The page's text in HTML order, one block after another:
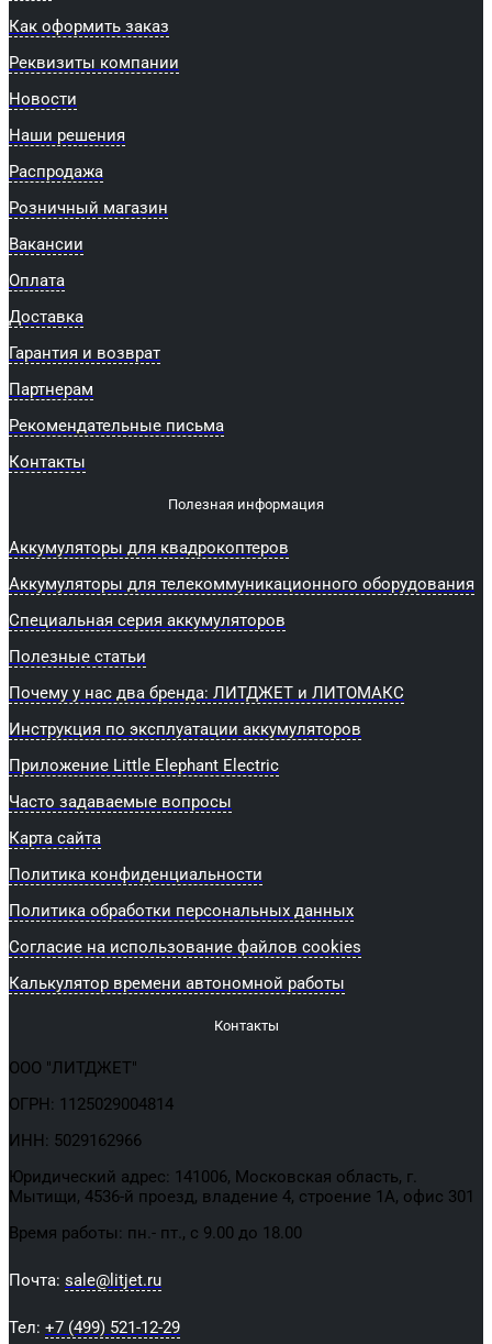
Как оформить заказ
Реквизиты компании
Новости
Наши решения
Распродажа
Розничный магазин
Вакансии
Оплата
Доставка
Гарантия и возврат
Партнерам
Рекомендательные письма
Контакты
Полезная информация
Аккумуляторы для квадрокоптеров
Аккумуляторы для телекоммуникационного оборудования
Специальная серия аккумуляторов
Полезные статьи
Почему у нас два бренда: ЛИТДЖЕТ и ЛИТОМАКС
Инструкция по эксплуатации аккумуляторов
Приложение Little Elephant Electric
Часто задаваемые вопросы
Карта сайта
Политика конфиденциальности
Политика обработки персональных данных
Согласие на использование файлов cookies
Калькулятор времени автономной работы
Контакты
ООО "ЛИТДЖЕТ"
ОГРН: 1125029004814
ИНН: 5029162966
Юридический адрес: 141006, Московская область, г.
Мытищи, 4536-й проезд, владение 4, строение 1А, офис 301
Время работы: пн.- пт., с 9.00 до 18.00
Почта: sale@litjet.ru
Тел: +7 (499) 521-12-29